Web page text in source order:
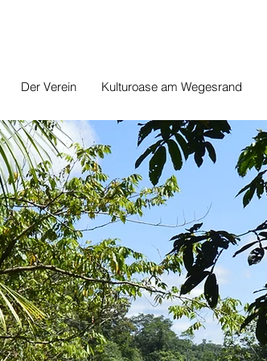
Der Verein Kulturoase am Wegesrand